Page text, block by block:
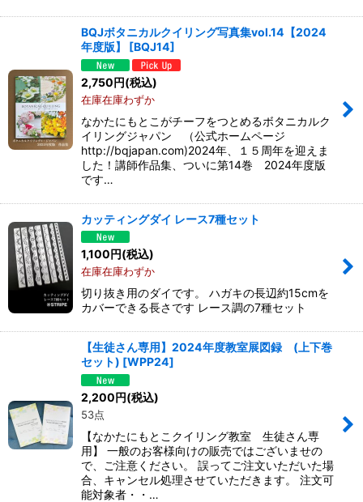
BQJボタニカルクイリング写真集vol.14【2024
年度版】
[BQJ14]
2,750円(税込)
在庫在庫わずか
なかたにもとこがチーフをつとめるボタニカルク
イリングジャパン （公式ホームページ
http://bqjapan.com)2024年、１５周年を迎えま
した！講師作品集、ついに第14巻 2024年度版
です…
カッティングダイ レース7種セット
1,100円(税込)
在庫在庫わずか
切り抜き用のダイです。 ハガキの長辺約15cmを
カバーできる長さです レース調の7種セット
【生徒さん専用】2024年度教室展図録 (上下巻
セット) [WPP24]
2,200円(税込)
53点
【なかたにもとこクイリング教室 生徒さん専
用】 一般のお客様向けの販売ではございませの
で、ご注意ください。 誤ってご注文いただいた場
合、キャンセル処理させていただきます。 注文可
能対象者・・…